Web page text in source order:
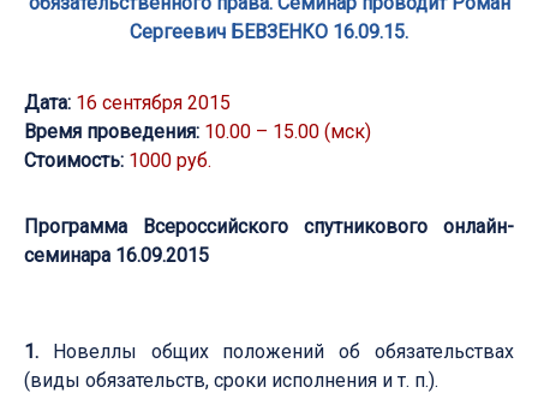
Сергеевич БЕВЗЕНКО 16.09.15.
Дата: 16 сентября 2015
Время проведения: 10.00 – 15.00 (мск)
Стоимость: 1000 руб.
Программа Всероссийского спутникового онлайн-
семинара 16.09.2015
1. Новеллы общих положений об обязательствах
(виды обязательств, сроки исполнения и т. п.).